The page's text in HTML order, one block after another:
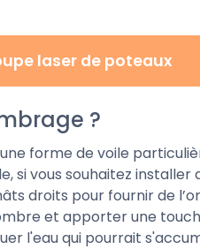
laser de poteaux
?
forme de voile
vous souhaitez installer
droits pour fournir de
et apporter une
l'eau qui pourrait